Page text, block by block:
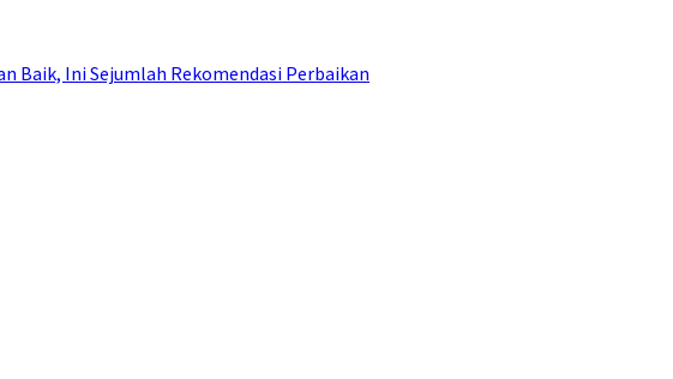
Baik, Ini Sejumlah Rekomendasi Perbaikan